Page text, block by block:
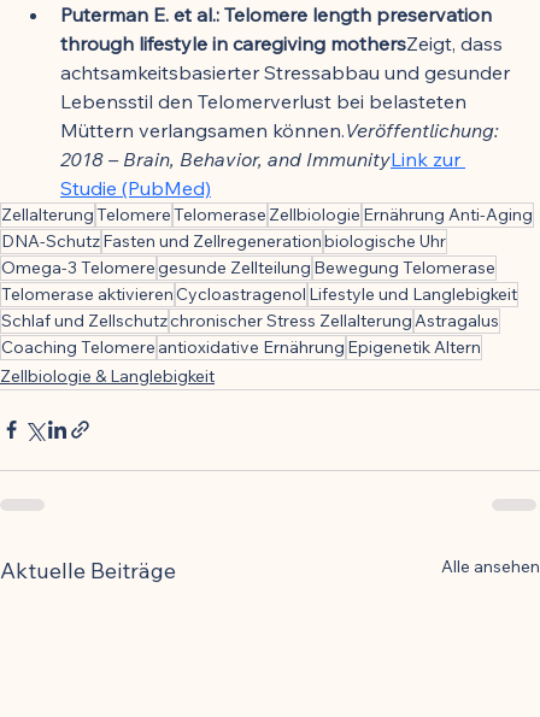
Puterman E. et al.: Telomere length preservation
through lifestyle in caregiving mothersZeigt, dass
achtsamkeitsbasierter Stressabbau und gesunder
Lebensstil den Telomerverlust bei belasteten
Müttern verlangsamen können.Veröffentlichung:
2018 – Brain, Behavior, and ImmunityLink zur
Studie (PubMed)
ZellalterungTelomereTelomerase Zellbiologie Ernährung Anti-Aging
DNA-SchutzFasten und Zellregenerationbiologische Uhr
Omega-3 Telomeregesunde Zellteilung Bewegung Telomerase
Telomerase aktivierenCycloastragenol Lifestyle und Langlebigkeit
Schlaf und Zellschutzchronischer Stress Zellalterung Astragalus
Coaching Telomere antioxidative Ernährung Epigenetik Altern
Zellbiologie & Langlebigkeit
Aktuelle Beiträge Alle ansehen